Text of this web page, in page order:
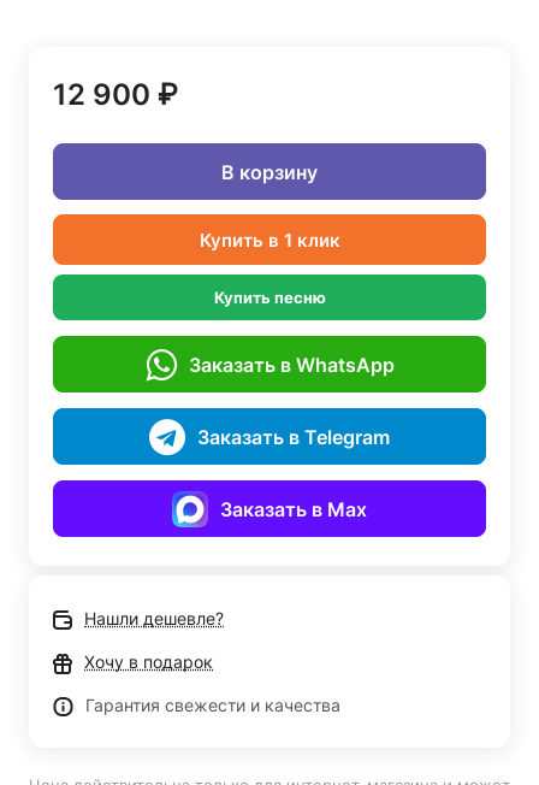
12 900 ₽
В корзину
Купить в 1 клик
Купить песню
Заказать в WhatsApp
Заказать в Telegram
Заказать в Max
Нашли дешевле?
Хочу в подарок
Гарантия свежести и качества